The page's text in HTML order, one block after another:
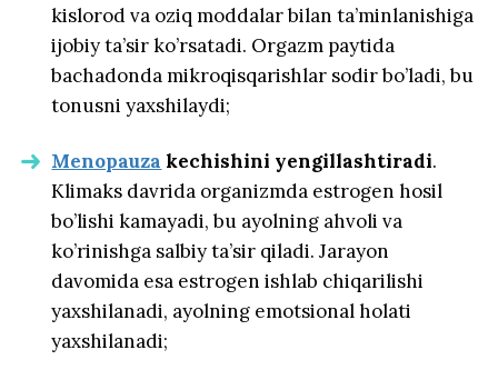
kislorod va oziq moddalar bilan ta’minlanishiga
ijobiy ta’sir ko’rsatadi. Orgazm paytida
bachadonda mikroqisqarishlar sodir bo’ladi, bu
tonusni yaxshilaydi;
Menopauza kechishini yengillashtiradi.
Klimaks davrida organizmda estrogen hosil
bo’lishi kamayadi, bu ayolning ahvoli va
ko’rinishga salbiy ta’sir qiladi. Jarayon
davomida esa estrogen ishlab chiqarilishi
yaxshilanadi, ayolning emotsional holati
yaxshilanadi;